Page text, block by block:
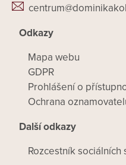
Odkazy
Mapa webu
GDPR
Prohlášení o
Ochrana
Další odkazy
Rozcestník